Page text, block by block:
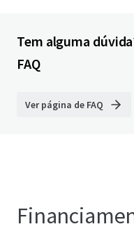
Tem alguma
FAQ
Ver página de FAQ